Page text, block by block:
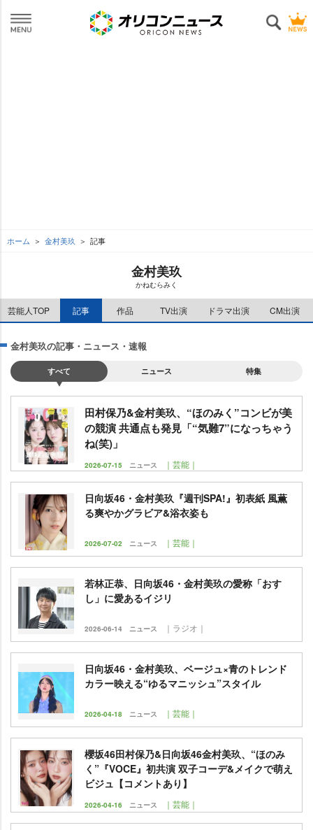
ホーム 金村美玖 記事
金村美玖
かねむらみく
芸能人TOP 記事 作品 TV出演 ドラマ出演 CM出演
金村美玖の記事・ニュース・速報
すべて ニュース 特集
田村保乃&金村美玖、“ほのみく”コンビが美
の競演 共通点も発見「“気難7”になっちゃう
ね(笑)」
2026-07-15 ニュース ｜芸能｜
日向坂46・金村美玖『週刊SPA!』初表紙 風薫
る爽やかグラビア&浴衣姿も
2026-07-02 ニュース ｜芸能｜
若林正恭、日向坂46・金村美玖の愛称「おす
し」に愛あるイジリ
2026-06-14 ニュース ｜ラジオ｜
日向坂46・金村美玖、ベージュ×青のトレンド
カラー映える“ゆるマニッシュ”スタイル
2026-04-18 ニュース ｜芸能｜
櫻坂46田村保乃&日向坂46金村美玖、“ほのみ
く”『VOCE』初共演 双子コーデ&メイクで萌え
ビジュ【コメントあり】
2026-04-16 ニュース ｜芸能｜